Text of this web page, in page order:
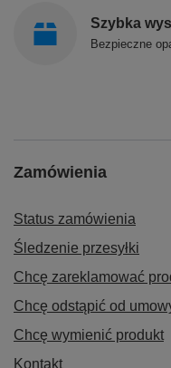
Szybka
Bezpieczne
Zamówienia
Status zamówienia
Śledzenie przesyłki
Chcę zareklamować
Chcę odstąpić od
Chcę wymienić produkt
Kontakt